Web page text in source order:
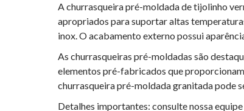
A churrasqueira pré-moldada de tijolinho
apropriados para suportar altas
inox. O acabamento externo possui
As churrasqueiras pré-moldadas são
elementos pré-fabricados que
churrasqueira pré-moldada granitada pode
Detalhes importantes: consulte nossa